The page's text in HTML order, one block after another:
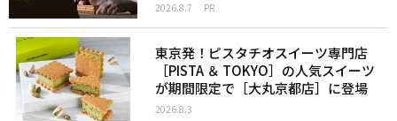
2026.8.7 PR
東京発！ピスタチオスイーツ専門店
［PISTA ＆ TOKYO］の人気スイーツ
が期間限定で［大丸京都店］に登場
2026.8.3